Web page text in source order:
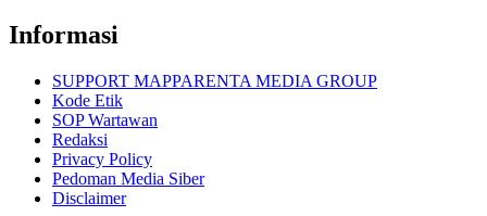
Informasi
SUPPORT MAPPARENTA MEDIA GROUP
Kode Etik
SOP Wartawan
Redaksi
Privacy Policy
Pedoman Media Siber
Disclaimer